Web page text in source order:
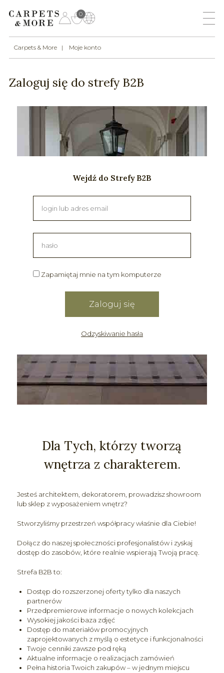
0
Carpets & More Moje konto
Zaloguj się do strefy B2B
Wejdź do Strefy B2B
Zapamiętaj mnie na tym komputerze
Odzyskiwanie hasła
Dla Tych, którzy tworzą
wnętrza z charakterem.
Jesteś architektem, dekoratorem, prowadzisz showroom
lub sklep z wyposażeniem wnętrz?
Stworzyliśmy przestrzeń współpracy właśnie dla Ciebie!
Dołącz do naszej społeczności profesjonalistów i zyskaj
dostęp do zasobów, które realnie wspierają Twoją pracę.
Strefa B2B to:
Dostęp do rozszerzonej oferty tylko dla naszych
partnerów
Przedpremierowe informacje o nowych kolekcjach
Wysokiej jakości baza zdjęć
Dostęp do materiałów promocyjnych
zaprojektowanych z myślą o estetyce i funkcjonalności
Twoje cenniki zawsze pod ręką
Aktualne informacje o realizacjach zamówień
Pełna historia Twoich zakupów – w jednym miejscu